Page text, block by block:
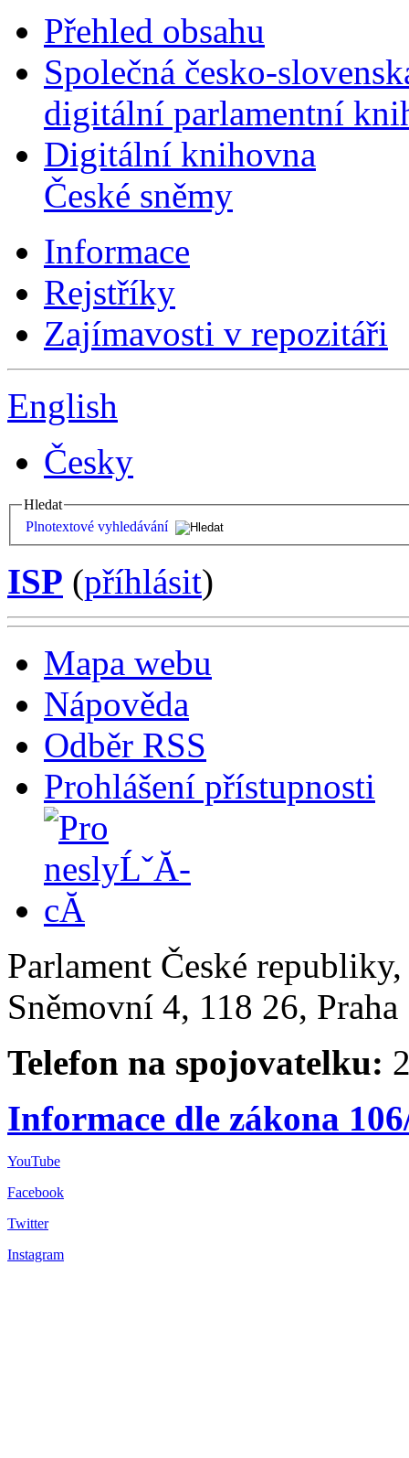
Přehled obsahu
Společná česko-
digitální parlamentní
Digitální knihovna
České sněmy
Informace
Rejstříky
Zajímavosti v repozitáři
English
Česky
Hledat
Plnotextové vyhledávání
ISP (příhlásit)
Mapa webu
Nápověda
Odběr RSS
Prohlášení přístupnosti
Parlament České
Sněmovní 4, 118 26,
Telefon na spojovatelku:
Informace dle zákona
YouTube
Facebook
Twitter
Instagram